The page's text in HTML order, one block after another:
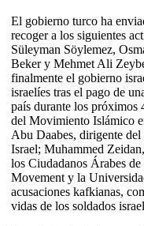
El gobierno turco ha
recoger a los siguientes
Süleyman Söylemez,
Beker y Mehmet Ali
finalmente el gobierno
israelíes tras el pago de
país durante los próximos
del Movimiento Islámico
Abu Daabes, dirigente
Israel; Muhammed
los Ciudadanos Árabes
Movement y la
acusaciones kafkianas,
vidas de los soldados